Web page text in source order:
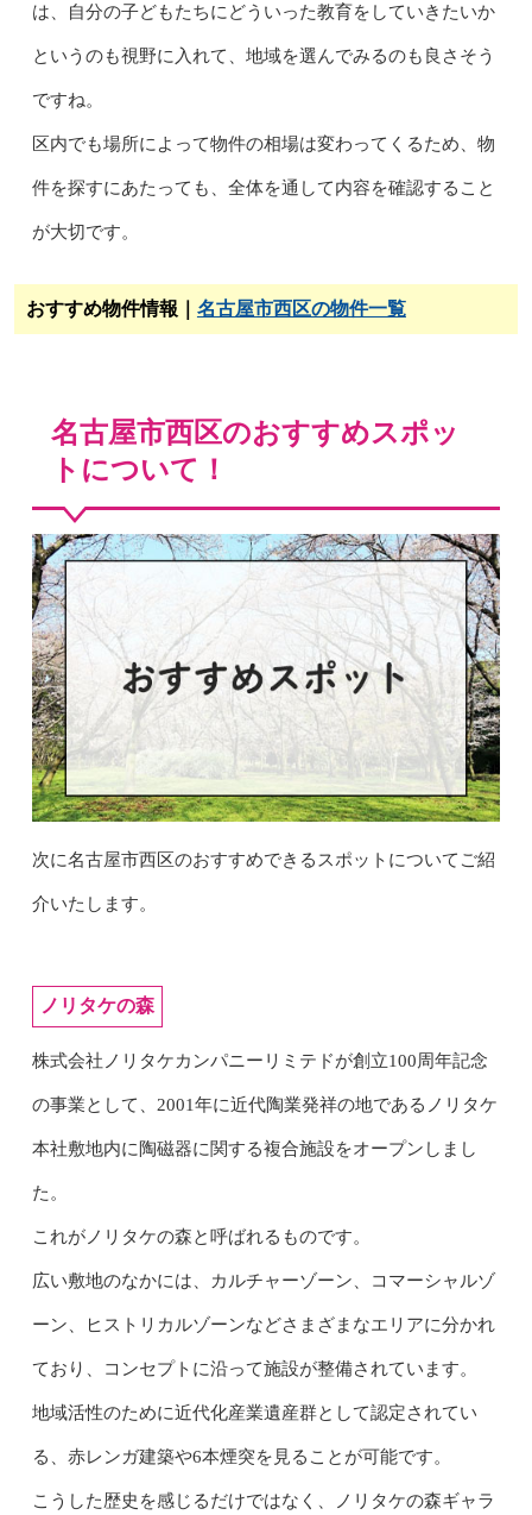
は、自分の子どもたちにどういった教育をしていきたいか
というのも視野に入れて、地域を選んでみるのも良さそう
ですね。
区内でも場所によって物件の相場は変わってくるため、物
件を探すにあたっても、全体を通して内容を確認すること
が大切です。
おすすめ物件情報｜ 名古屋市西区の物件一覧
名古屋市西区のおすすめスポッ
トについて！
次に名古屋市西区のおすすめできるスポットについてご紹
介いたします。
ノリタケの森
株式会社ノリタケカンパニーリミテドが創立100周年記念
の事業として、2001年に近代陶業発祥の地であるノリタケ
本社敷地内に陶磁器に関する複合施設をオープンしまし
た。
これがノリタケの森と呼ばれるものです。
広い敷地のなかには、カルチャーゾーン、コマーシャルゾ
ーン、ヒストリカルゾーンなどさまざまなエリアに分かれ
ており、コンセプトに沿って施設が整備されています。
地域活性のために近代化産業遺産群として認定されてい
る、赤レンガ建築や6本煙突を見ることが可能です。
こうした歴史を感じるだけではなく、ノリタケの森ギャラ